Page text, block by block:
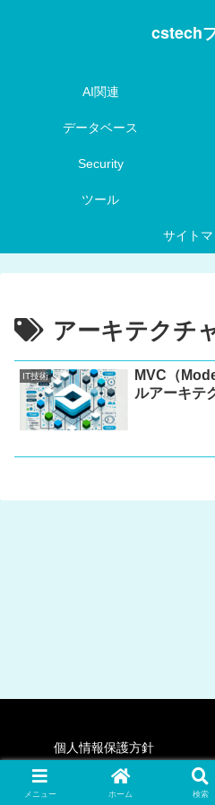
cstech
AI関連
データベース
Security
ツール
サイト
アーキテクチ
IT技術
MVC（
ルアーキテ
個人情報保護方針
Copyright © 2023-2026 cstech
メニュー ホーム 検索